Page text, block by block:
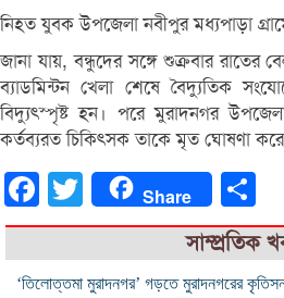
নিহত যুবক উপজেলা নবীপুর মধ্যপাড়া
জানা যায়, বন্ধুদের সঙ্গে শুক্রবার রাতের
ব্যাডমিন্টন খেলা শেষে বৈদ্যুতিক
বিদ্যুৎস্পৃষ্ট হন। পরে মুরাদনগর উপজেলা
কর্তব্যরত চিকিৎসক তাকে মৃত ঘোষণা
FacebookTwitter Share
সাম্প্রতিক
‘তিলোত্তমা মুরাদনগর’ গড়তে মুরাদনগরের